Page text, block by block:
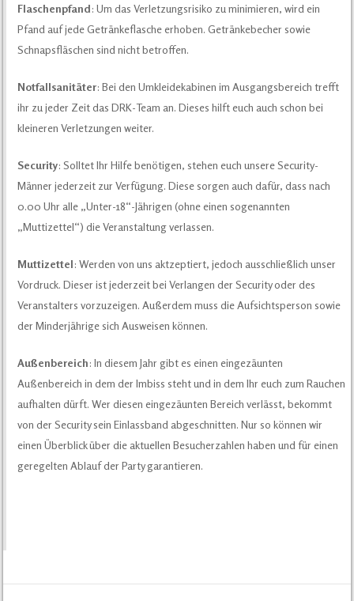
Flaschenpfand: Um das Verletzungsrisiko zu minimieren, wird ein
Pfand auf jede Getränkeflasche erhoben. Getränkebecher sowie
Schnapsfläschen sind nicht betroffen.
Notfallsanitäter: Bei den Umkleidekabinen im Ausgangsbereich trefft
ihr zu jeder Zeit das DRK-Team an. Dieses hilft euch auch schon bei
kleineren Verletzungen weiter.
Security: Solltet Ihr Hilfe benötigen, stehen euch unsere Security-
Männer jederzeit zur Verfügung. Diese sorgen auch dafür, dass nach
0.00 Uhr alle „Unter-18“-Jährigen (ohne einen sogenannten
„Muttizettel“) die Veranstaltung verlassen.
Muttizettel: Werden von uns aktzeptiert, jedoch ausschließlich unser
Vordruck. Dieser ist jederzeit bei Verlangen der Security oder des
Veranstalters vorzuzeigen. Außerdem muss die Aufsichtsperson sowie
der Minderjährige sich Ausweisen können.
Außenbereich: In diesem Jahr gibt es einen eingezäunten
Außenbereich in dem der Imbiss steht und in dem Ihr euch zum Rauchen
aufhalten dürft. Wer diesen eingezäunten Bereich verlässt, bekommt
von der Security sein Einlassband abgeschnitten. Nur so können wir
einen Überblick über die aktuellen Besucherzahlen haben und für einen
geregelten Ablauf der Party garantieren.